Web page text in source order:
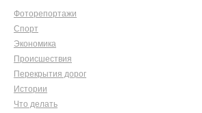
Фоторепортажи
Спорт
Экономика
Происшествия
Перекрытия дорог
Истории
Что делать